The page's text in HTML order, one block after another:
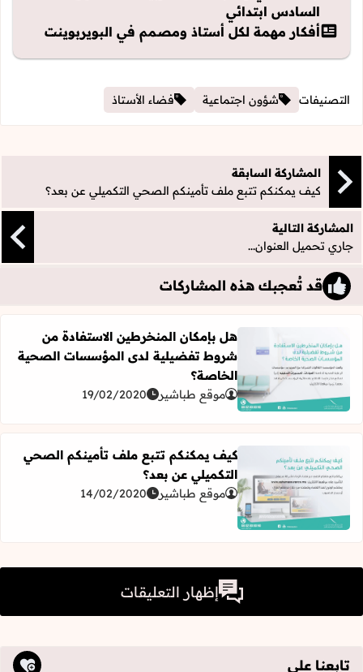
السادس ابتدائي
أفكار مهمة لكل أستاذ ومصمم في البويربوينت
التصنيفات شؤون اجتماعية فضاء الأستاذ
المشاركة السابقة
كيف يمكنكم تتبع ملف تأمينكم الصحي التكميلي عن بعد؟
المشاركة التالية
جاري تحميل العنوان...
قد تُعجبك هذه المشاركات
اقرأ المزيد عن هل بإمكان المنخرطين الاستفادة من
هل بإمكان المنخرطين الاستفادة من
شروط تفضيلية لدى المؤسسات الصحية
الخاصة؟
موقع طباشير 19/02/2020
اقرأ المزيد عن كيف يمكنكم تتبع ملف تأمينكم الصحي
كيف يمكنكم تتبع ملف تأمينكم الصحي
التكميلي عن بعد؟
موقع طباشير 14/02/2020
إظهار التعليقات
تابعنا على